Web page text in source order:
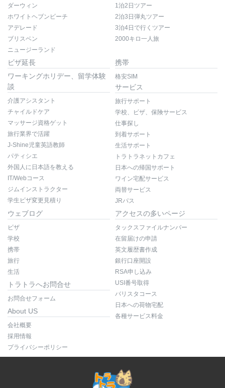
ダーウィン
ホワイトヘブンビーチ
アデレード
ブリスベン
ニュージーランド
1泊2日ツアー
2泊3日弾丸ツアー
3泊4日で行くツアー
2000キロ一人旅
ビザ延長
ワーキングホリデー、留学体験
談
介護アシスタント
チャイルドケア
マッサージ資格ゲット
旅行業界で活躍
J-Shine児童英語教師
パティシエ
外国人に日本語を教える
IT/Webコース
ジムインストラクター
学生ビザ変更見積り
携帯
格安SIM
サービス
旅行サポート
学校、ビザ、保険サービス
仕事探し
到着サポート
生活サポート
トラトラネットカフェ
日本への帰国サポート
ワイン宅配サービス
両替サービス
JRパス
ウェブログ
ビザ
学校
携帯
旅行
生活
トラトラへお問合せ
お問合せフォーム
About US
会社概要
採用情報
プライバシーポリシー
アクセスの多いページ
タックスファイルナンバー
在留届けの申請
英文履歴書作成
銀行口座開設
RSA申し込み
USI番号取得
バリスタコース
日本への荷物宅配
各種サービス料金